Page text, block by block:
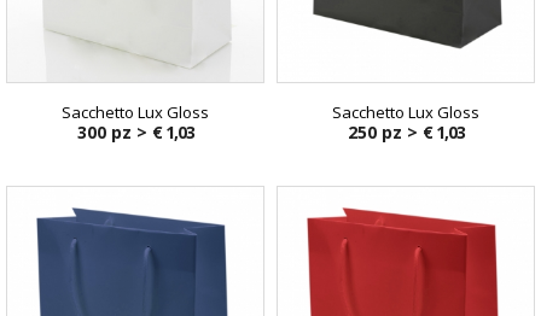
Sacchetto Lux Gloss
300 pz > € 1,03
Sacchetto Lux Gloss
250 pz > € 1,03